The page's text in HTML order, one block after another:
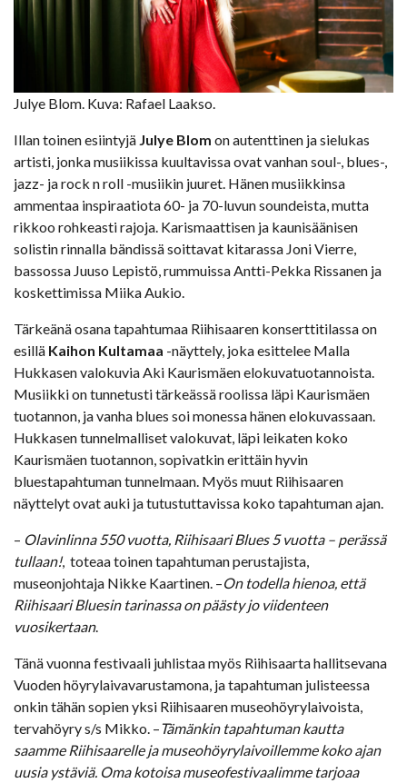
Julye Blom. Kuva: Rafael Laakso.
Illan toinen esiintyjä Julye Blom on autenttinen ja sielukas
artisti, jonka musiikissa kuultavissa ovat vanhan soul-, blues-,
jazz- ja rock n roll -musiikin juuret. Hänen musiikkinsa
ammentaa inspiraatiota 60- ja 70-luvun soundeista, mutta
rikkoo rohkeasti rajoja. Karismaattisen ja kaunisäänisen
solistin rinnalla bändissä soittavat kitarassa Joni Vierre,
bassossa Juuso Lepistö, rummuissa Antti-Pekka Rissanen ja
koskettimissa Miika Aukio.
Tärkeänä osana tapahtumaa Riihisaaren konserttitilassa on
esillä Kaihon Kultamaa -näyttely, joka esittelee Malla
Hukkasen valokuvia Aki Kaurismäen elokuvatuotannoista.
Musiikki on tunnetusti tärkeässä roolissa läpi Kaurismäen
tuotannon, ja vanha blues soi monessa hänen elokuvassaan.
Hukkasen tunnelmalliset valokuvat, läpi leikaten koko
Kaurismäen tuotannon, sopivatkin erittäin hyvin
bluestapahtuman tunnelmaan. Myös muut Riihisaaren
näyttelyt ovat auki ja tutustuttavissa koko tapahtuman ajan.
– Olavinlinna 550 vuotta, Riihisaari Blues 5 vuotta – perässä
tullaan!, toteaa toinen tapahtuman perustajista,
museonjohtaja Nikke Kaartinen. –On todella hienoa, että
Riihisaari Bluesin tarinassa on päästy jo viidenteen
vuosikertaan.
Tänä vuonna festivaali juhlistaa myös Riihisaarta hallitsevana
Vuoden höyrylaivavarustamona, ja tapahtuman julisteessa
onkin tähän sopien yksi Riihisaaren museohöyrylaivoista,
tervahöyry s/s Mikko. –Tämänkin tapahtuman kautta
saamme Riihisaarelle ja museohöyrylaivoillemme koko ajan
uusia ystäviä. Oma kotoisa museofestivaalimme tarjoaa